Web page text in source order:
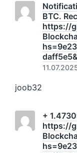
BTC.
https://
daff5e5&
joob32
+
https://